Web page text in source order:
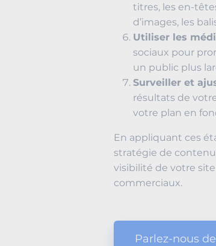
titres, les en-
d’images, les
Utiliser les
sociaux pour
un public plus
Surveiller et
résultats de
votre plan en
En appliquant ces
stratégie de contenu
visibilité de votre
commerciaux.
Parlez-nous